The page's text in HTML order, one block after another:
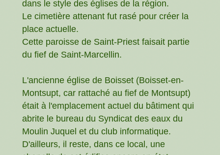
dans le style des églises de la région.
Le cimetière attenant fut rasé pour créer la
place actuelle.
Cette paroisse de Saint-Priest faisait partie
du fief de Saint-Marcellin.
L'ancienne église de Boisset (Boisset-en-
Montsupt, car rattaché au fief de Montsupt)
était à l'emplacement actuel du bâtiment qui
abrite le bureau du Syndicat des eaux du
Moulin Juquel et du club informatique.
D'ailleurs, il reste, dans ce local, une